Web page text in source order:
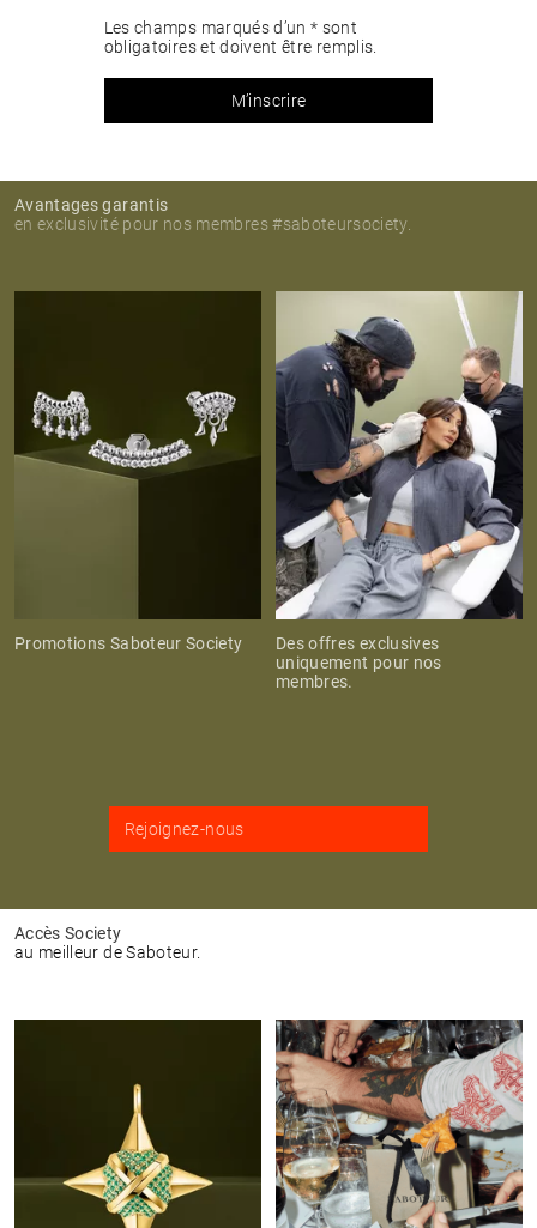
Les champs marqués d’un * sont
obligatoires et doivent être remplis.
M’inscrire
Avantages garantis
en exclusivité pour nos membres #saboteursociety.
Promotions Saboteur Society
Des offres exclusives
uniquement pour nos
membres.
Rejoignez-nous
Accès Society
au meilleur de Saboteur.